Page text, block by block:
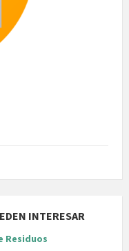
INTERESAR
Residuos